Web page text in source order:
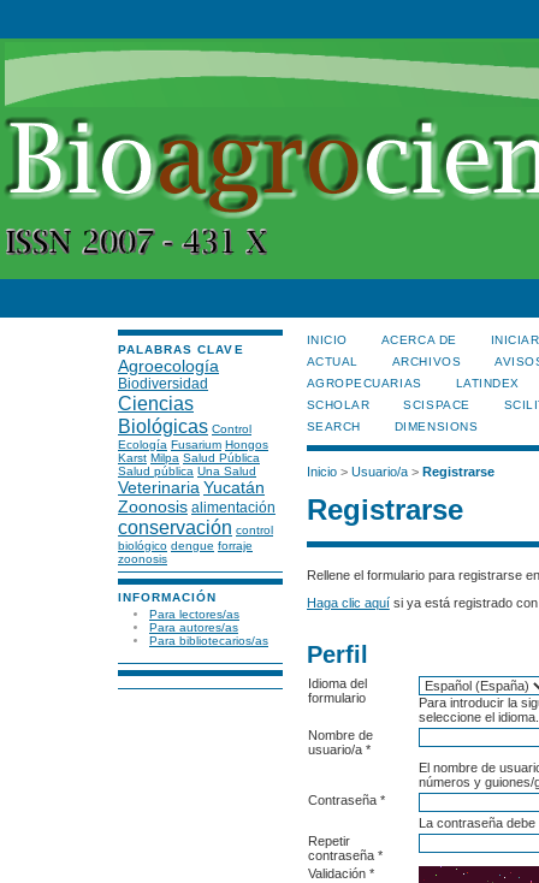
PALABRAS CLAVE
Agroecología
Biodiversidad
Ciencias
Biológicas Control
Ecología Fusarium Hongos
Karst Milpa Salud Pública
Salud pública Una Salud
Veterinaria Yucatán
Zoonosis alimentación
conservación control
biológico dengue forraje
zoonosis
INFORMACIÓN
Para lectores/as
Para autores/as
Para bibliotecarios/as
INICIO ACERCA DE
ACTUAL
ARCHIVOS
AGROPECUARIAS
LATINDEX
SCHOLAR
SCISPACE
SEARCH
DIMENSIONS
Inicio> Usuario/a> Registrarse
Registrarse
Rellene el formulario para registrarse
Haga clic aquísi ya está registrado
Perfil
Idioma del
formulario
Para introducir la
seleccione el idioma.
Nombre de
usuario/a *
El nombre de
números y guiones/
Contraseña *
La contraseña
Repetir
contraseña *
Validación *